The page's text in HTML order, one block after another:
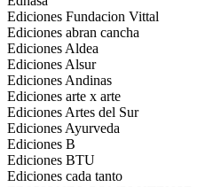
Ediciones Fundacion Vittal
Ediciones abran cancha
Ediciones Aldea
Ediciones Alsur
Ediciones Andinas
Ediciones arte x arte
Ediciones Artes del Sur
Ediciones Ayurveda
Ediciones B
Ediciones BTU
Ediciones cada tanto